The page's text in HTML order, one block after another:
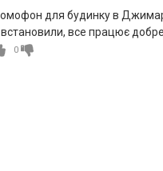
для будинку в
все працює
0